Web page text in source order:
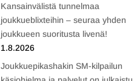
Kansainvälistä tunnelmaa
joukkueblixteihin – seuraa yhden
joukkueen suoritusta livenä!
1.8.2026
Joukkuepikashakin SM-kilpailun